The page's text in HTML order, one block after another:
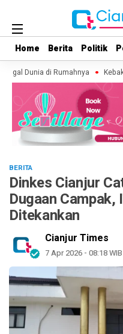
Home Berita Politik
Home Berita Politik
Dunia di Rumahnya
BERITA
Dinkes Cianjur
Dugaan
Ditekankan
Cianjur Times
7 Apr 2026 - 08:18 WIB